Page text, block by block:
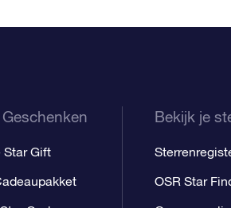
Star Gift
Bekijk je
OSR Star